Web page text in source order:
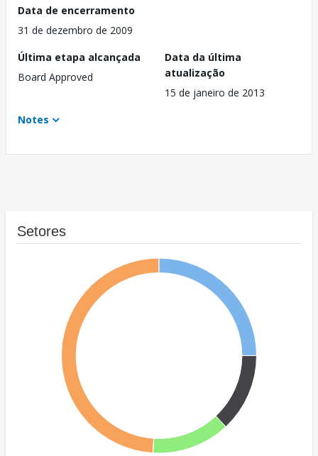
Data de encerramento
31 de dezembro de 2009
Última etapa alcançada
Board Approved
Data da última
atualização
15 de janeiro de 2013
Notes
Setores